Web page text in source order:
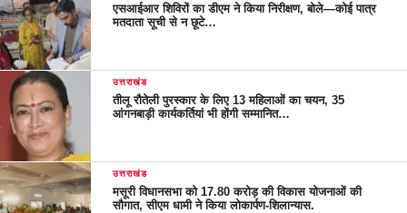
एसआईआर शिविरों का डीएम ने किया निरीक्षण, बोले—कोई पात्र
मतदाता सूची से न छूटे…
उत्तराखंड
तीलू रौतेली पुरस्कार के लिए 13 महिलाओं का चयन, 35
आंगनबाड़ी कार्यकर्तियां भी होंगी सम्मानित…
उत्तराखंड
मसूरी विधानसभा को 17.80 करोड़ की विकास योजनाओं की
सौगात, सीएम धामी ने किया लोकार्पण-शिलान्यास.